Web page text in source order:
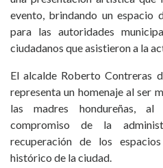
evento, brindando un espacio
para las autoridades
ciudadanos que asistieron a la
El alcalde Roberto Contreras
representa un homenaje al ser
las madres hondureñas,
compromiso de la
recuperación de los
histórico de la ciudad.